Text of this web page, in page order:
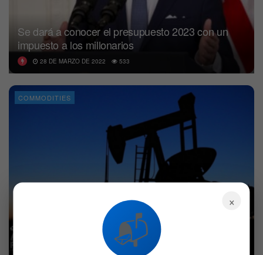
Se dará a conocer el presupuesto 2023 con un
impuesto a los millonarios
28 DE MARZO DE 2022 533
COMMODITIES
El petróleo venezolano lleva a agentes de Biden a
reunirse con Maduro
×
📬